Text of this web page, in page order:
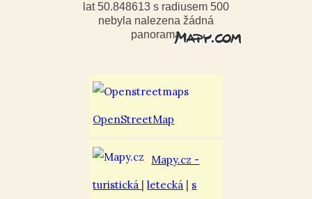
lat 50.848613 s radiusem 500
nebyla nalezena žádná
panorama
OpenStreetMap
Mapy.cz -
turistická
|letecká
s